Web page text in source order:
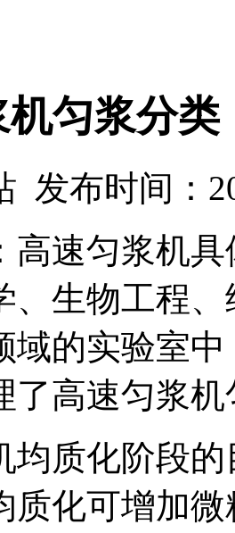
匀浆分类
发布时间：
高速匀浆机
、生物工程
域的实验室
了高速匀浆
均质化阶段
质化可增加